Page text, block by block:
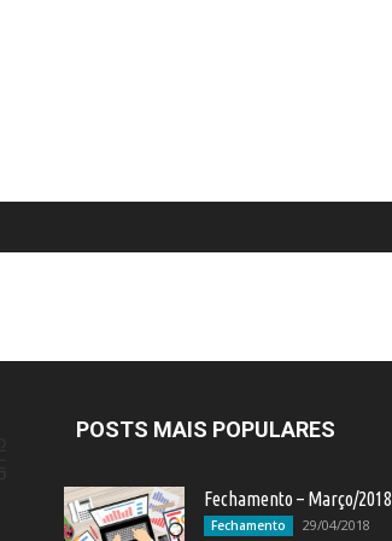
POSTS MAIS POPULARES
Fechamento – Março/2018
Fechamento 29/04/2018